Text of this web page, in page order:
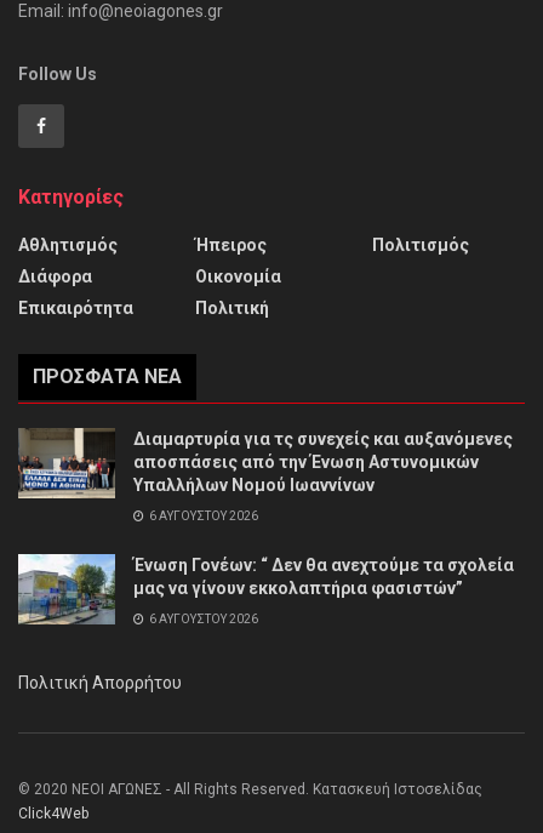
Email: info@neoiagones.gr
Follow Us
Κατηγορίες
Αθλητισμός
Διάφορα
Επικαιρότητα
Ήπειρος
Οικονομία
Πολιτική
Πολιτισμός
ΠΡΌΣΦΑΤΑ ΝΈΑ
Διαμαρτυρία για τς συνεχείς και αυξανόμενες
αποσπάσεις από την Ένωση Αστυνομικών
Υπαλλήλων Νομού Ιωαννίνων
6 ΑΥΓΟΎΣΤΟΥ 2026
Ένωση Γονέων: “ Δεν θα ανεχτούμε τα σχολεία
μας να γίνουν εκκολαπτήρια φασιστών”
6 ΑΥΓΟΎΣΤΟΥ 2026
Πολιτική Απορρήτου
© 2020 ΝΕΟΙ ΑΓΩΝΕΣ - All Rights Reserved. Κατασκευή Ιστοσελίδας
Click4Web